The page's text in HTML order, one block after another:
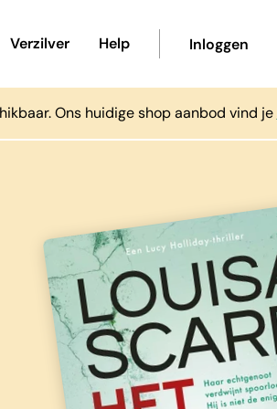
Verzilver Help Inloggen
Ons huidige shop aanbod vind je